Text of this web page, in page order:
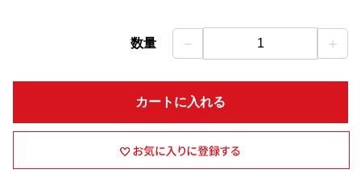
数量 － 1 ＋
カートに入れる